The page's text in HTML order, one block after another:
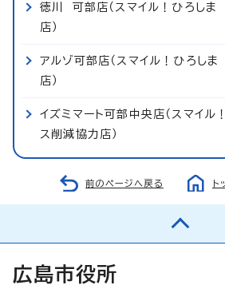
徳川 可部店（スマイル！ひろし
店）
アルゾ可部店（スマイル！ひろし
店）
イズミマート可部中央店（スマイ
ス削減協力店）
前のページへ戻る ト
広島市役所